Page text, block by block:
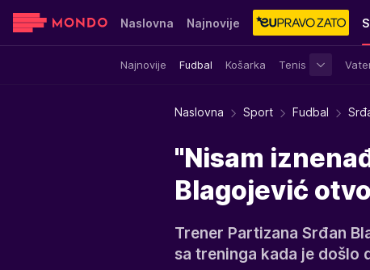
Naslovna Najnovije
Najnovije Fudbal Košarka Tenis
Sensa Stvar ukusa Yumama
Naslovna Sport Fudbal
"Nisam
Blagojević
Trener Partizana Srđan
sa treninga kada je došlo